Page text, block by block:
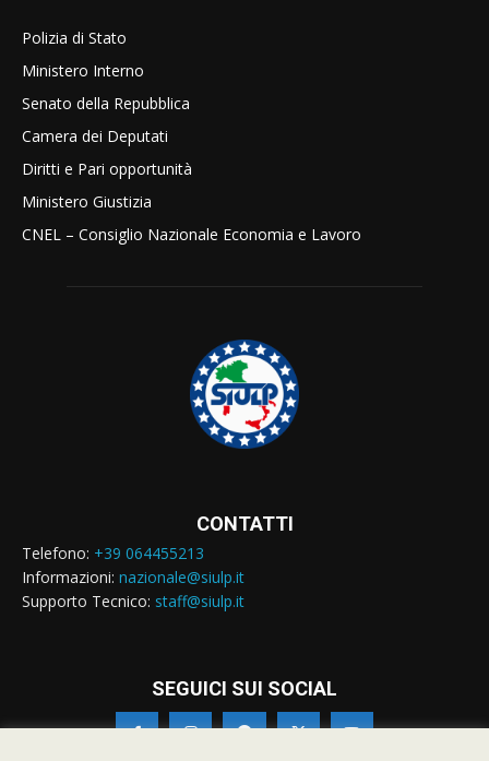
Polizia di Stato
Ministero Interno
Senato della Repubblica
Camera dei Deputati
Diritti e Pari opportunità
Ministero Giustizia
CNEL – Consiglio Nazionale Economia e Lavoro
CONTATTI
Telefono: +39 064455213
Informazioni: nazionale@siulp.it
Supporto Tecnico: staff@siulp.it
SEGUICI SUI SOCIAL